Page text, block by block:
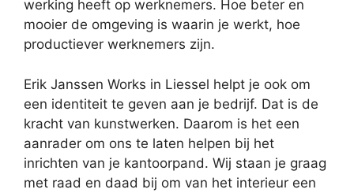
werking heeft op werknemers. Hoe beter en
mooier de omgeving is waarin je werkt, hoe
productiever werknemers zijn.
Erik Janssen Works in Liessel helpt je ook om
een identiteit te geven aan je bedrijf. Dat is de
kracht van kunstwerken. Daarom is het een
aanrader om ons te laten helpen bij het
inrichten van je kantoorpand. Wij staan je graag
met raad en daad bij om van het interieur een